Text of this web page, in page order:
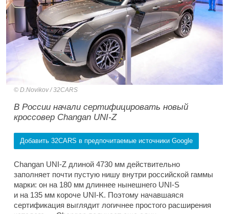
D.Novikov / 32CARS
В России начали сертифицировать новый
кроссовер Changan UNI-Z
Добавить 32CARS в предпочитаемые источники Google
Changan UNI-Z длиной 4730 мм действительно
заполняет почти пустую нишу внутри российской гаммы
марки: он на 180 мм длиннее нынешнего UNI-S
и на 135 мм короче UNI-K. Поэтому начавшаяся
сертификация выглядит логичнее простого расширения